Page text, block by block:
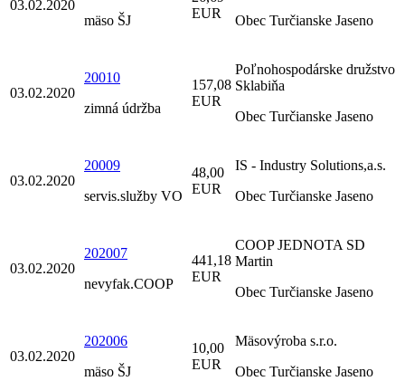
03.02.2020
mäso ŠJ
EUR
Obec Turčianske Jaseno
03.02.2020
20010
zimná údržba
157,08
EUR
Poľnohospodárske družstvo
Sklabiňa
Obec Turčianske Jaseno
03.02.2020
20009
servis.služby VO
48,00
EUR
IS - Industry Solutions,a.s.
Obec Turčianske Jaseno
03.02.2020
202007
nevyfak.COOP
441,18
EUR
COOP JEDNOTA SD
Martin
Obec Turčianske Jaseno
03.02.2020
202006
mäso ŠJ
10,00
EUR
Mäsovýroba s.r.o.
Obec Turčianske Jaseno